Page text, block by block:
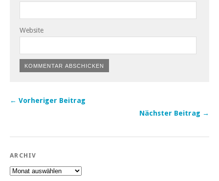
Website
← Vorheriger Beitrag
Nächster Beitrag →
ARCHIV
Archiv